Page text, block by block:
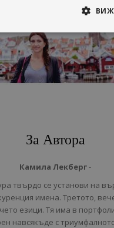
За Автора
Камила Лекберг-
твърдо се установи на
имена. Третото,
езици. Тя има в
навсякъде с